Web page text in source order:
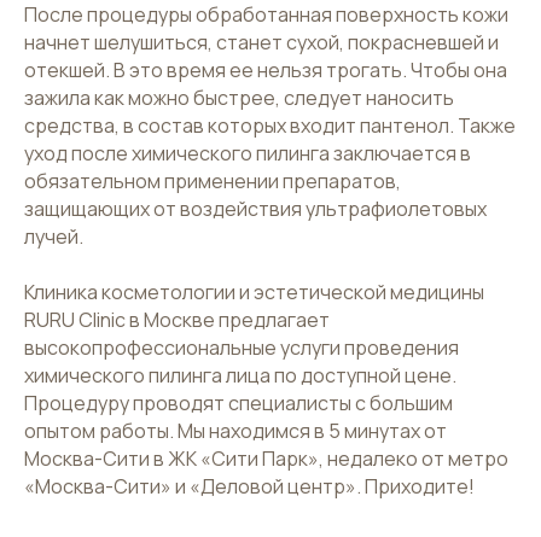
После процедуры обработанная поверхность кожи
начнет шелушиться, станет сухой, покрасневшей и
отекшей. В это время ее нельзя трогать. Чтобы она
зажила как можно быстрее, следует наносить
средства, в состав которых входит пантенол. Также
уход после химического пилинга заключается в
обязательном применении препаратов,
защищающих от воздействия ультрафиолетовых
лучей.
Клиника косметологии и эстетической медицины
RURU Clinic в Москве предлагает
высокопрофессиональные услуги проведения
химического пилинга лица по доступной цене.
Процедуру проводят специалисты с большим
опытом работы. Мы находимся в 5 минутах от
Москва-Сити в ЖК «Сити Парк», недалеко от метро
«Москва-Сити» и «Деловой центр». Приходите!